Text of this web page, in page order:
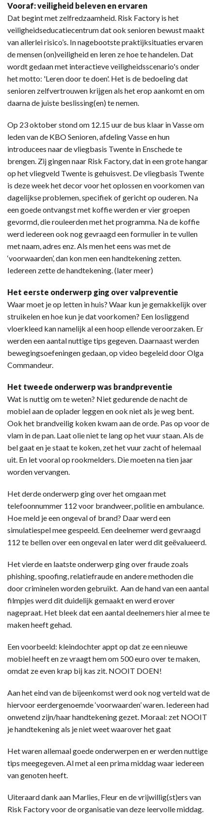
Vooraf: veiligheid beleven en ervaren
Dat begint met zelfredzaamheid. Risk Factory is het
veiligheidseducatiecentrum dat ook senioren bewust maakt
van allerlei risico’s. In nagebootste praktijksituaties ervaren
de mensen (on)veiligheid en leren ze hoe te handelen. Dat
wordt gedaan met interactieve veiligheidsscenario's onder
het motto: 'Leren door te doen'. Het is de bedoeling dat
senioren zelfvertrouwen krijgen als het erop aankomt en om
daarna de juiste beslissing(en) te nemen.
Op 23 oktober stond om 12.15 uur de bus klaar in Vasse om
leden van de KBO Senioren, afdeling Vasse en hun
introducees naar de vliegbasis Twente in Enschede te
brengen. Zij gingen naar Risk Factory, dat in een grote hangar
op het vliegveld Twente is gehuisvest. De vliegbasis Twente
is deze week het decor voor het oplossen en voorkomen van
dagelijkse problemen, specifiek of gericht op ouderen. Na
een goede ontvangst met koffie werden er vier groepen
gevormd, die rouleerden met het programma. Na de koffie
werd iedereen ook nog gevraagd een formulier in te vullen
met naam, adres enz. Als men het eens was met de
‘voorwaarden’, dan kon men een handtekening zetten.
Iedereen zette de handtekening. (later meer)
Het eerste onderwerp ging over valpreventie
Waar moet je op letten in huis? Waar kun je gemakkelijk over
struikelen en hoe kun je dat voorkomen? Een losliggend
vloerkleed kan namelijk al een hoop ellende veroorzaken. Er
werden een aantal nuttige tips gegeven. Daarnaast werden
bewegingsoefeningen gedaan, op video begeleid door Olga
Commandeur.
Het tweede onderwerp was brandpreventie
Wat is nuttig om te weten? Niet gedurende de nacht de
mobiel aan de oplader leggen en ook niet als je weg bent.
Ook het brandveilig koken kwam aan de orde. Pas op voor de
vlam in de pan. Laat olie niet te lang op het vuur staan. Als de
bel gaat en je staat te koken, zet het vuur zacht of helemaal
uit. En let vooral op rookmelders. Die moeten na tien jaar
worden vervangen.
Het derde onderwerp ging over het omgaan met
telefoonnummer 112 voor brandweer, politie en ambulance.
Hoe meld je een ongeval of brand? Daar werd een
simulatiespel mee gespeeld. Een deelnemer werd gevraagd
112 te bellen over een ongeval en later werd dit geëvalueerd.
Het vierde en laatste onderwerp ging over fraude zoals
phishing, spoofing, relatiefraude en andere methoden die
door criminelen worden gebruikt. Aan de hand van een aantal
filmpjes werd dit duidelijk gemaakt en werd erover
nagepraat. Het bleek dat een aantal deelnemers hier al mee te
maken heeft gehad.
Een voorbeeld: kleindochter appt op dat ze een nieuwe
mobiel heeft en ze vraagt hem om 500 euro over te maken,
omdat ze even krap bij kas zit. NOOIT DOEN!
Aan het eind van de bijeenkomst werd ook nog verteld wat de
hiervoor eerdergenoemde ‘voorwaarden’ waren. Iedereen had
onwetend zijn/haar handtekening gezet. Moraal: zet NOOIT
je handtekening als je niet weet waarover het gaat
Het waren allemaal goede onderwerpen en er werden nuttige
tips meegegeven. Al met al een prima middag waar iedereen
van genoten heeft.
Uiteraard dank aan Marlies, Fleur en de vrijwillig(st)ers van
Risk Factory voor de organisatie van deze leervolle middag.